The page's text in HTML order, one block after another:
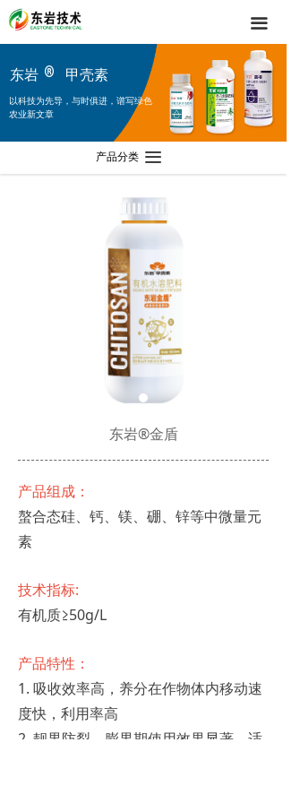
끀
东岩®金盾
产品组成：
螯合态硅、钙、镁、硼、锌等中微量元
素
技术指标:
有机质≥50g/L
产品特性：
1. 吸收效率高，养分在作物体内移动速
度快，利用率高
2. 靓果防裂，膨果期使用效果显著，适
东岩
以科技为先导，与时俱进，谱写绿色
农业新文章
甲壳素
产品分类 끀